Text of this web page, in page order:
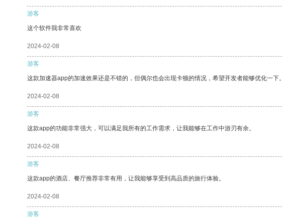
游客
这个软件我非常喜欢
2024-02-08
游客
这款加速器app的加速效果还是不错的，但偶尔也会出现卡顿的情况，希望开发者能够优化一下。
2024-02-08
游客
这款app的功能非常强大，可以满足我所有的工作需求，让我能够在工作中游刃有余。
2024-02-08
游客
这款app的酒店、餐厅推荐非常有用，让我能够享受到高品质的旅行体验。
2024-02-08
游客